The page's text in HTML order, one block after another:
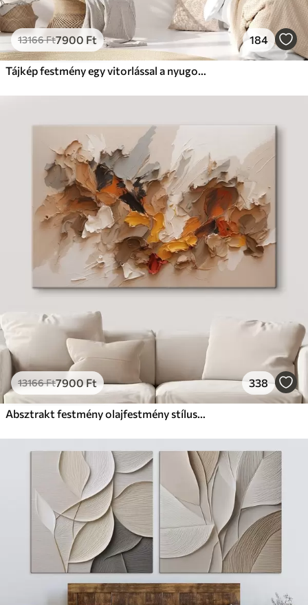
13166Ft7900 Ft 184
Tájkép festmény egy vitorlással a nyugodt tengeren, narancssárga és sárga égbolt, távoli hegyek
13166Ft7900Ft 338
Absztrakt festmény olajfestmény stílusban